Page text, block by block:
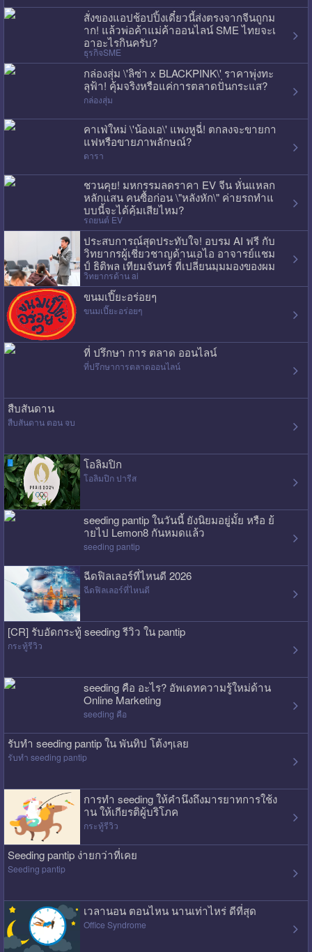
สั่งของแอปช้อปปิ้งเดี๋ยวนี้ส่งตรงจากจีนถูกม
าก! แล้วพ่อค้าแม่ค้าออนไลน์ SME ไทยจะเ
อาอะไรกินครับ?
ธุรกิจSME
กล่องสุ่ม \'ลิซ่า x BLACKPINK\' ราคาพุ่งทะ
ลุฟ้า! คุ้มจริงหรือแค่การตลาดปั่นกระแส?
กล่องสุ่ม
คาเฟ่ใหม่ \'น้องเอ\' แพงหูฉี่! ตกลงจะขายกา
แฟหรือขายภาพลักษณ์?
ดารา
ชวนคุย! มหกรรมลดราคา EV จีน หั่นแหลก
หลักแสน คนซื้อก่อน \"หลังหัก\" ค่ายรถทำแ
บบนี้จะได้คุ้มเสียไหม?
รถยนต์ EV
ประสบการณ์สุดประทับใจ! อบรม AI ฟรี กับ
วิทยากรผู้เชี่ยวชาญด้านเอไอ อาจารย์แชม
ป์ ธิติพล เทียมจันทร์ ที่เปลี่ยนมุมมองของผม
ไปเลย
วิทยากรด้าน ai
ขนมเปี๊ยะอร่อยๆ
ขนมเปี๊ยะอร่อยๆ
ที่ ปรึกษา การ ตลาด ออนไลน์
ที่ปรึกษาการตลาดออนไลน์
สืบสันดาน
สืบสันดาน ตอน จบ
โอลิมปิก
โอลิมปิก ปารีส
seeding pantip ในวันนี้ ยังนิยมอยู่มั้ย หรือ ย้
ายไป Lemon8 กันหมดแล้ว
seeding pantip
ฉีดฟิลเลอร์ที่ไหนดี 2026
ฉีดฟิลเลอร์ที่ไหนดี
[CR] รับอัดกระทู้ seeding รีวิว ใน pantip
กระทู้รีวิว
seeding คือ อะไร? อัพเดทความรู้ใหม่ด้าน
Online Marketing
seeding คือ
รับทำ seeding pantip ใน พันทิป โต้งๆเลย
รับทำ seeding pantip
การทำ seeding ให้คำนึงถึงมารยาทการใช้ง
าน ให้เกียรติผู้บริโภค
กระทู้รีวิว
Seeding pantip ง่ายกว่าที่เคย
Seeding pantip
เวลานอน ตอนไหน นานเท่าไหร่ ดีที่สุด
Office Syndrome